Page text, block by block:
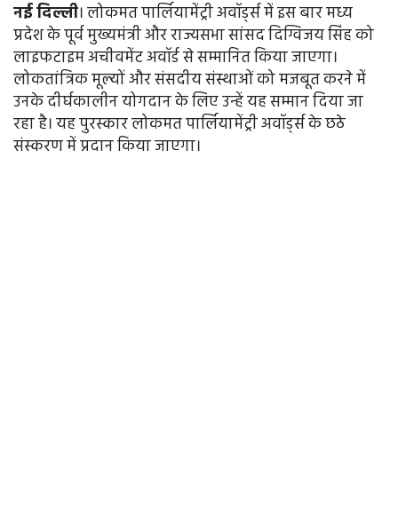
नईदिल्ली। लोकमत पार्लियामेंट्री अवॉर्ड्स में इस बार मध्य
प्रदेश के पूर्व मुख्यमंत्री और राज्यसभा सांसद दिग्विजय सिंह को
लाइफटाइम अचीवमेंट अवॉर्ड से सम्मानित किया जाएगा।
लोकतांत्रिक मूल्यों और संसदीय संस्थाओं को मजबूत करने में
उनके दीर्घकालीन योगदान के लिए उन्हें यह सम्मान दिया जा
रहा है। यह पुरस्कार लोकमत पार्लियामेंट्री अवॉर्ड्स के छठे
संस्करण में प्रदान किया जाएगा।